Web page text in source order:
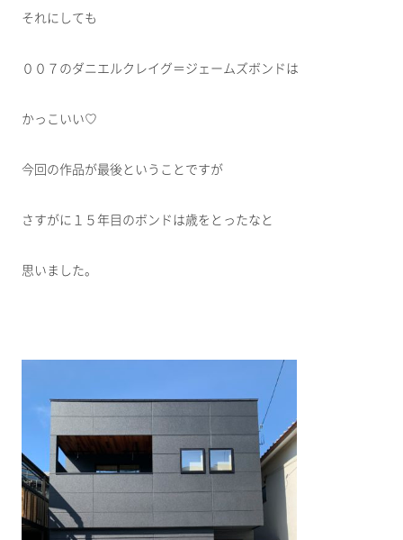
それにしても
００７のダニエルクレイグ＝ジェームズボンドは
かっこいい♡
今回の作品が最後ということですが
さすがに１５年目のボンドは歳をとったなと
思いました。